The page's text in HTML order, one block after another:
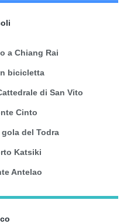
a Chiang Rai
bicicletta
di San Vito
Cinto
del Todra
Katsiki
Antelao